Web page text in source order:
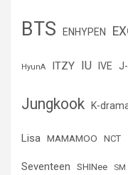
BTS ENHYPEN
HyunA ITZY IU IVE
Jungkook K-
Lisa MAMAMOO NCT
Seventeen SHINee